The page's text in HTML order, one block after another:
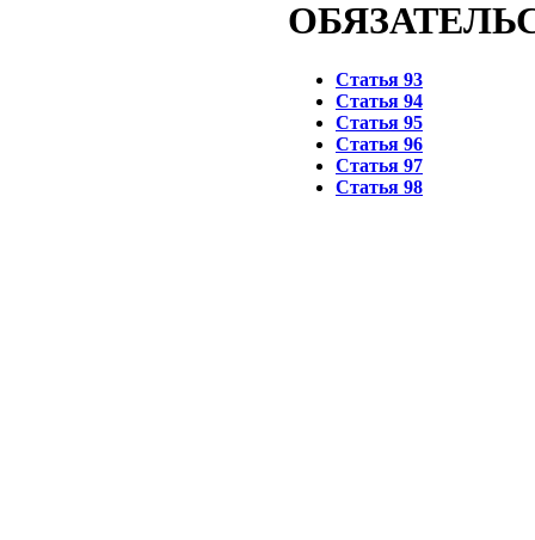
Статья 93
Статья 94
Статья 95
Статья 96
Статья 97
Статья 98